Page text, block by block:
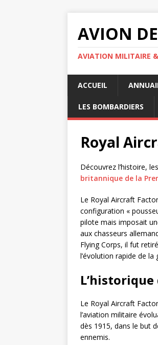
AVION
AVIATION MILITAIRE &
ACCUEIL
LES BOMBARDIERS
Royal
Découvrez l’histoire,
britannique de la
Le Royal Aircraft
configuration «
pilote mais imposait
aux chasseurs
Flying Corps, il fut
l’évolution rapide de la
Le Royal Aircraft
l’aviation militaire
dès 1915, dans le but
ennemis.